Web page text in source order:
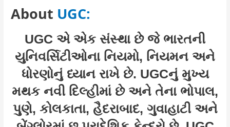
About UGC:
UGC એ એક સંસ્થા છે જે ભારતની
યુનિવર્સિટીઓના નિયમો, નિયમન અને
ધોરણોનું ધ્યાન રાખે છે. UGCનું મુખ્ય
મથક નવી દિલ્હીમાં છે અને તેના ભોપાલ,
પુણે, કોલકાતા, હૈદરાબાદ, ગુવાહાટી અને